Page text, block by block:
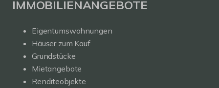
IMMOBILIENANGEBOTE
Eigentumswohnungen
Häuser zum Kauf
Grundstücke
Mietangebote
Renditeobjekte